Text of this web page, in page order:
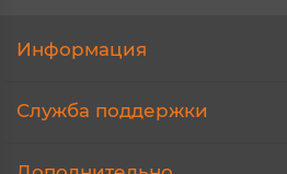
Информация
Служба поддержки